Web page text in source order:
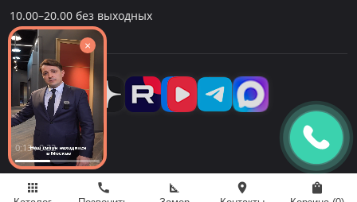
10.00–20.00 без выходных
apps call square_foot location_on shopping_bag
0:13 : 0:32
×